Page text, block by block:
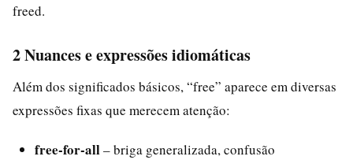
freed.
2 Nuances e expressões idiomáticas
Além dos significados básicos, “free” aparece em diversas
expressões fixas que merecem atenção:
free-for-all– briga generalizada, confusão